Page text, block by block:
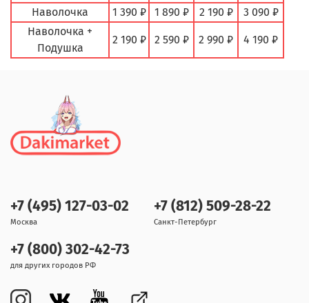
Наволочка
1 390 ₽ 1 890 ₽ 2 190 ₽
3 090 ₽
Наволочка +
Подушка
2 190 ₽ 2 590 ₽ 2 990 ₽ 4 190 ₽
+7 (495) 127-03-02
Москва
+7 (812) 509-28-22
Санкт-Петербург
+7 (800) 302-42-73
для других городов РФ